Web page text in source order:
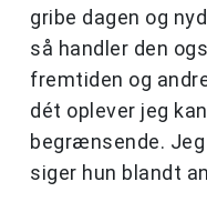
gribe dagen og
så handler den
fremtiden og
dét oplever jeg
begrænsende.
siger hun blandt